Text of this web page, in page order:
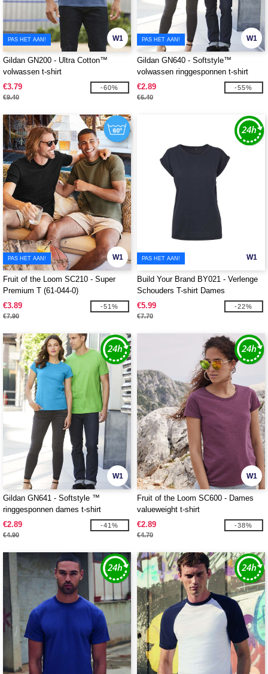
W1
PAS HET AAN!
Gildan GN200 - Ultra Cotton™
volwassen t-shirt
€3.79
€9.40
-60%
W1
PAS HET AAN!
Gildan GN640 - Softstyle™
volwassen ringgesponnen t-shirt
€2.89
€6.40
-55%
W1
PAS HET AAN!
Fruit of the Loom SC210 - Super
Premium T (61-044-0)
€3.89
€7.90
-51%
W1
PAS HET AAN!
Build Your Brand BY021 - Verlenge
Schouders T-shirt Dames
€5.99
€7.70
-22%
W1
Gildan GN641 - Softstyle ™
ringgesponnen dames t-shirt
€2.89
€4.90
-41%
W1
Fruit of the Loom SC600 - Dames
valueweight t-shirt
€2.89
€4.70
-38%